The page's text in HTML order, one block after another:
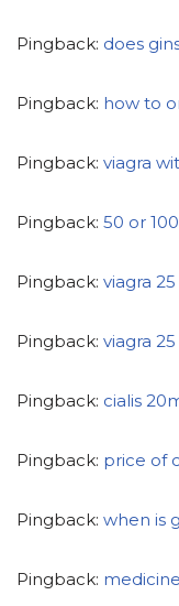
Pingback: does
Pingback: how to
Pingback: viagra
Pingback: 50 or
Pingback: viagra
Pingback: viagra
Pingback: cialis
Pingback: price of
Pingback: when is
Pingback: